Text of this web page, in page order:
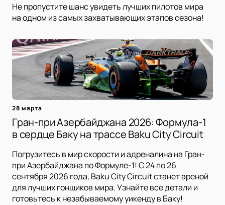
Не пропустите шанс увидеть лучших пилотов мира
на одном из самых захватывающих этапов сезона!
28 марта
Гран-при Азербайджана 2026: Формула-1
в сердце Баку на трассе Baku City Circuit
Погрузитесь в мир скорости и адреналина на Гран-
при Азербайджана по Формуле-1! С 24 по 26
сентября 2026 года, Baku City Circuit станет ареной
для лучших гонщиков мира. Узнайте все детали и
готовьтесь к незабываемому уикенду в Баку!